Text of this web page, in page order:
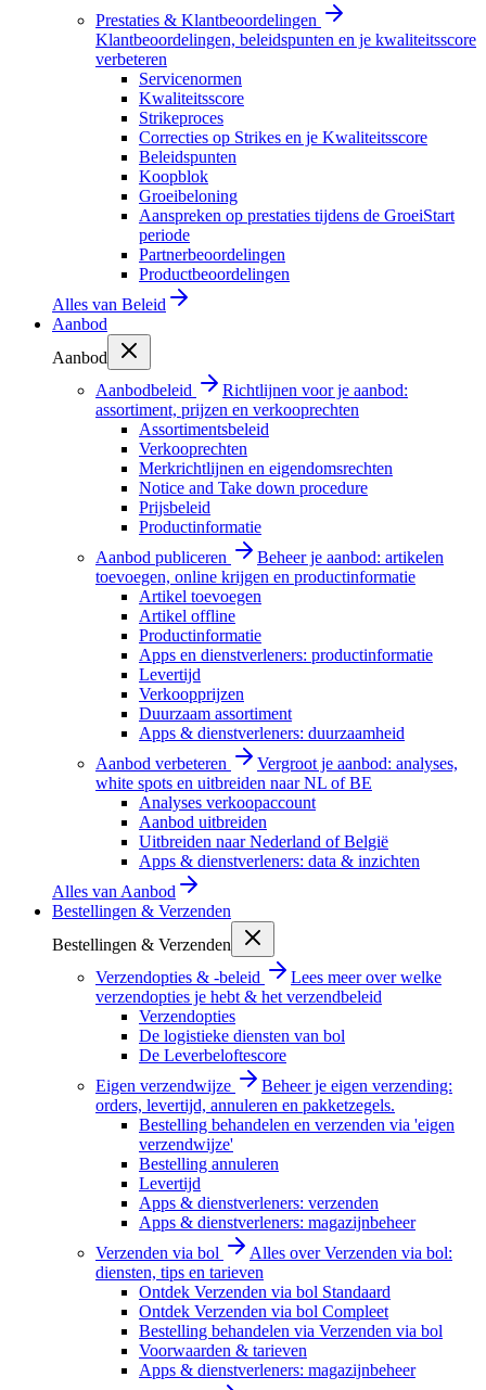
Prestaties & Klantbeoordelingen
Klantbeoordelingen, beleidspunten en je kwaliteitsscore
verbeteren
Servicenormen
Kwaliteitsscore
Strikeproces
Correcties op Strikes en je Kwaliteitsscore
Beleidspunten
Koopblok
Groeibeloning
Aanspreken op prestaties tijdens de GroeiStart
periode
Partnerbeoordelingen
Productbeoordelingen
Alles van Beleid
Aanbod
Aanbod
Aanbodbeleid
Richtlijnen voor je aanbod:
assortiment, prijzen en verkooprechten
Assortimentsbeleid
Verkooprechten
Merkrichtlijnen en eigendomsrechten
Notice and Take down procedure
Prijsbeleid
Productinformatie
Aanbod publiceren
Beheer je aanbod: artikelen
toevoegen, online krijgen en productinformatie
Artikel toevoegen
Artikel offline
Productinformatie
Apps en dienstverleners: productinformatie
Levertijd
Verkoopprijzen
Duurzaam assortiment
Apps & dienstverleners: duurzaamheid
Aanbod verbeteren
Vergroot je aanbod: analyses,
white spots en uitbreiden naar NL of BE
Analyses verkoopaccount
Aanbod uitbreiden
Uitbreiden naar Nederland of België
Apps & dienstverleners: data & inzichten
Alles van Aanbod
Bestellingen & Verzenden
Bestellingen & Verzenden
Verzendopties & -beleid
Lees meer over welke
verzendopties je hebt & het verzendbeleid
Verzendopties
De logistieke diensten van bol
De Leverbeloftescore
Eigen verzendwijze
Beheer je eigen verzending:
orders, levertijd, annuleren en pakketzegels.
Bestelling behandelen en verzenden via 'eigen
verzendwijze'
Bestelling annuleren
Levertijd
Apps & dienstverleners: verzenden
Apps & dienstverleners: magazijnbeheer
Verzenden via bol
Alles over Verzenden via bol:
diensten, tips en tarieven
Ontdek Verzenden via bol Standaard
Ontdek Verzenden via bol Compleet
Bestelling behandelen via Verzenden via bol
Voorwaarden & tarieven
Apps & dienstverleners: magazijnbeheer